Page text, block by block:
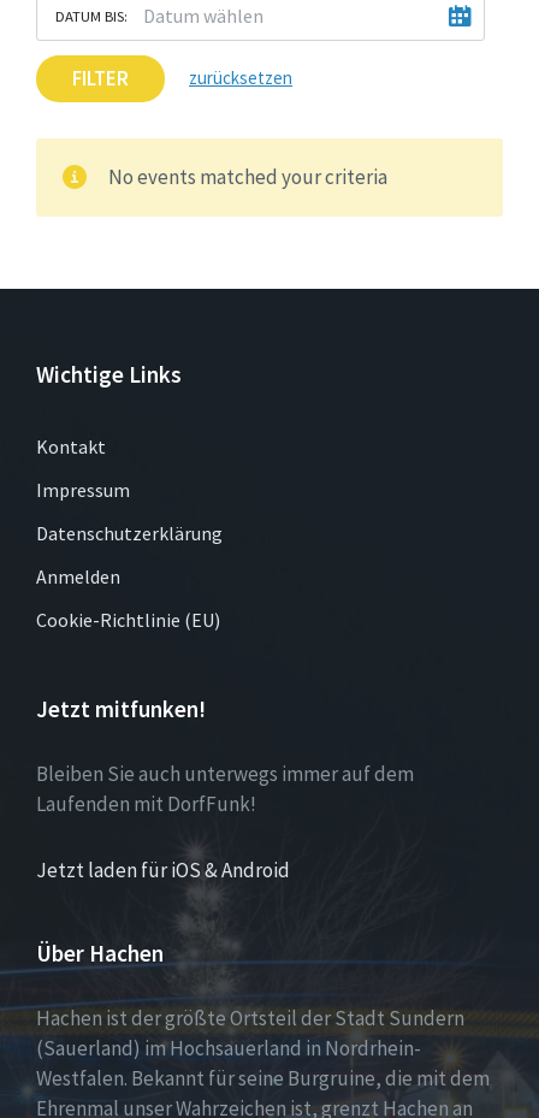
DATUM BIS:
FILTER zurücksetzen
No events matched your criteria
Wichtige Links
Kontakt
Impressum
Datenschutzerklärung
Anmelden
Cookie-Richtlinie (EU)
Jetzt mitfunken!
Bleiben Sie auch unterwegs immer auf dem
Laufenden mit DorfFunk!
Jetzt laden für iOS & Android
Über Hachen
Hachen ist der größte Ortsteil der Stadt Sundern
(Sauerland) im Hochsauerland in Nordrhein-
Westfalen. Bekannt für seine Burgruine, die mit dem
Ehrenmal unser Wahrzeichen ist, grenzt Hachen an